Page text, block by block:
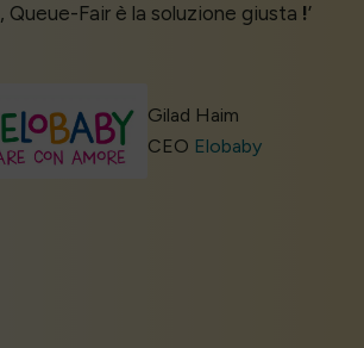
, Queue-Fair è la soluzione giusta !’
Gilad Haim
CEO Elobaby